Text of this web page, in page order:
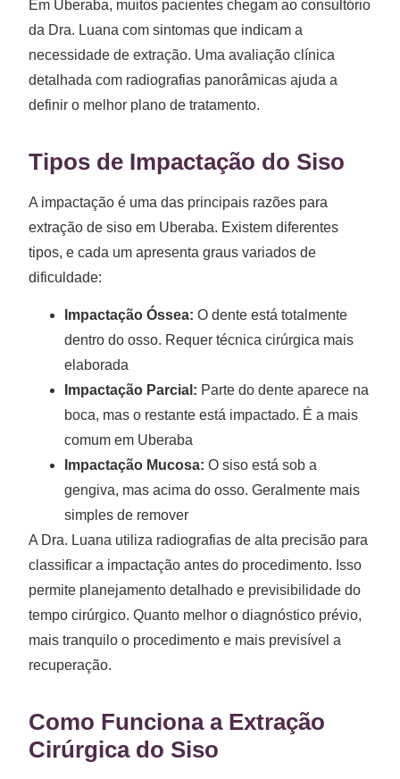
Em Uberaba, muitos pacientes chegam ao consultório
da Dra. Luana com sintomas que indicam a
necessidade de extração. Uma avaliação clínica
detalhada com radiografias panorâmicas ajuda a
definir o melhor plano de tratamento.
Tipos de Impactação do Siso
A impactação é uma das principais razões para
extração de siso em Uberaba. Existem diferentes
tipos, e cada um apresenta graus variados de
dificuldade:
Impactação Óssea: O dente está totalmente
dentro do osso. Requer técnica cirúrgica mais
elaborada
Impactação Parcial: Parte do dente aparece na
boca, mas o restante está impactado. É a mais
comum em Uberaba
Impactação Mucosa: O siso está sob a
gengiva, mas acima do osso. Geralmente mais
simples de remover
A Dra. Luana utiliza radiografias de alta precisão para
classificar a impactação antes do procedimento. Isso
permite planejamento detalhado e previsibilidade do
tempo cirúrgico. Quanto melhor o diagnóstico prévio,
mais tranquilo o procedimento e mais previsível a
recuperação.
Como Funciona a Extração
Cirúrgica do Siso